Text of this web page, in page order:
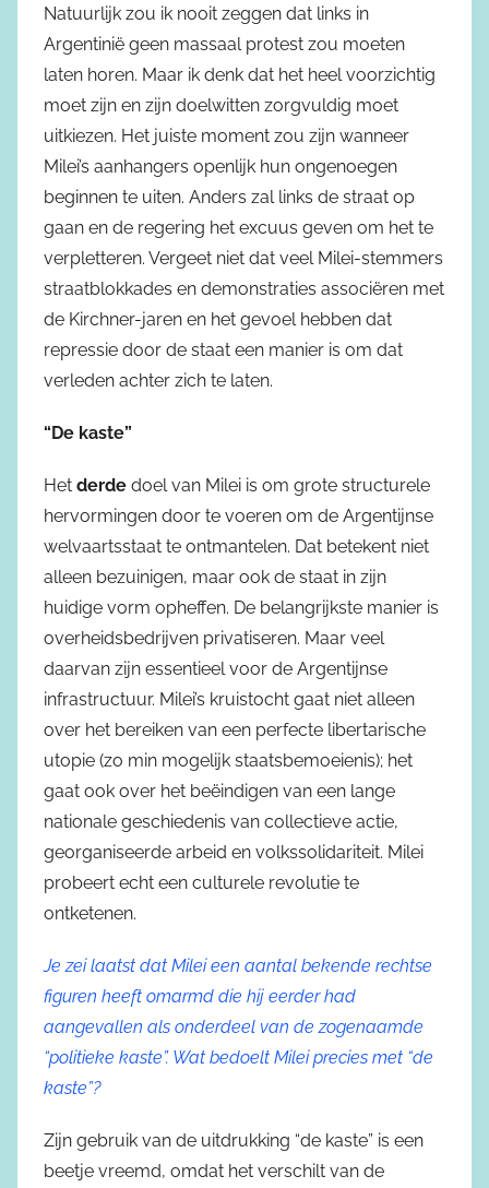
Natuurlijk zou ik nooit zeggen dat links in
Argentinië geen massaal protest zou moeten
laten horen. Maar ik denk dat het heel voorzichtig
moet zijn en zijn doelwitten zorgvuldig moet
uitkiezen. Het juiste moment zou zijn wanneer
Milei’s aanhangers openlijk hun ongenoegen
beginnen te uiten. Anders zal links de straat op
gaan en de regering het excuus geven om het te
verpletteren. Vergeet niet dat veel Milei-stemmers
straatblokkades en demonstraties associëren met
de Kirchner-jaren en het gevoel hebben dat
repressie door de staat een manier is om dat
verleden achter zich te laten.
“De kaste”
Het derde doel van Milei is om grote structurele
hervormingen door te voeren om de Argentijnse
welvaartsstaat te ontmantelen. Dat betekent niet
alleen bezuinigen, maar ook de staat in zijn
huidige vorm opheffen. De belangrijkste manier is
overheidsbedrijven privatiseren. Maar veel
daarvan zijn essentieel voor de Argentijnse
infrastructuur. Milei’s kruistocht gaat niet alleen
over het bereiken van een perfecte libertarische
utopie (zo min mogelijk staatsbemoeienis); het
gaat ook over het beëindigen van een lange
nationale geschiedenis van collectieve actie,
georganiseerde arbeid en volkssolidariteit. Milei
probeert echt een culturele revolutie te
ontketenen.
Je zei laatst dat Milei een aantal bekende rechtse
figuren heeft omarmd die hij eerder had
aangevallen als onderdeel van de zogenaamde
“politieke kaste”. Wat bedoelt Milei precies met “de
kaste”?
Zijn gebruik van de uitdrukking “de kaste” is een
beetje vreemd, omdat het verschilt van de